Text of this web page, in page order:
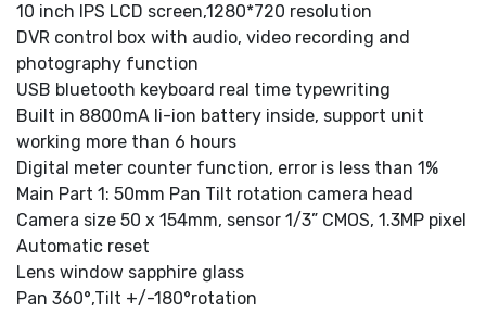
10 inch IPS LCD screen,1280*720 resolution
DVR control box with audio, video recording and
photography function
USB bluetooth keyboard real time typewriting
Built in 8800mA li-ion battery inside, support unit
working more than 6 hours
Digital meter counter function, error is less than 1%
Main Part 1: 50mm Pan Tilt rotation camera head
Camera size 50 x 154mm, sensor 1/3” CMOS, 1.3MP pixel
Automatic reset
Lens window sapphire glass
Pan 360°,Tilt +/-180°rotation